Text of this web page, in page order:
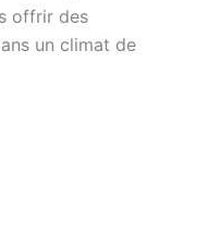
offrir des
un climat de